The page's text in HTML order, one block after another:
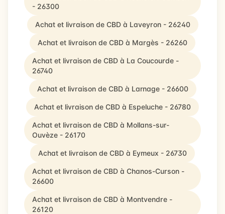
- 26300
Achat et livraison de CBD à Laveyron - 26240
Achat et livraison de CBD à Margès - 26260
Achat et livraison de CBD à La Coucourde -
26740
Achat et livraison de CBD à Larnage - 26600
Achat et livraison de CBD à Espeluche - 26780
Achat et livraison de CBD à Mollans-sur-
Ouvèze - 26170
Achat et livraison de CBD à Eymeux - 26730
Achat et livraison de CBD à Chanos-Curson -
26600
Achat et livraison de CBD à Montvendre -
26120